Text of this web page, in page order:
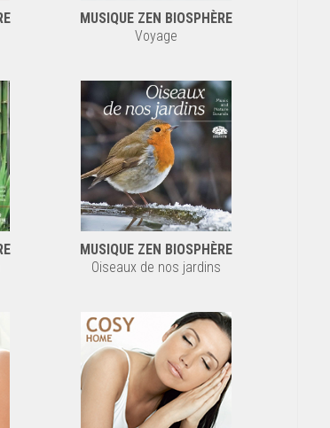
MUSIQUE ZEN BIOSPHÈRE
Voyage
MUSIQUE ZEN BIOSPHÈRE
Oiseaux de nos jardins